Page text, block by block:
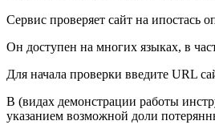
Сервис проверяет сайт на ипостась
Он доступен на многих языках, в
Для начала проверки введите URL
В (видах демонстрации работы
указанием возможной доли